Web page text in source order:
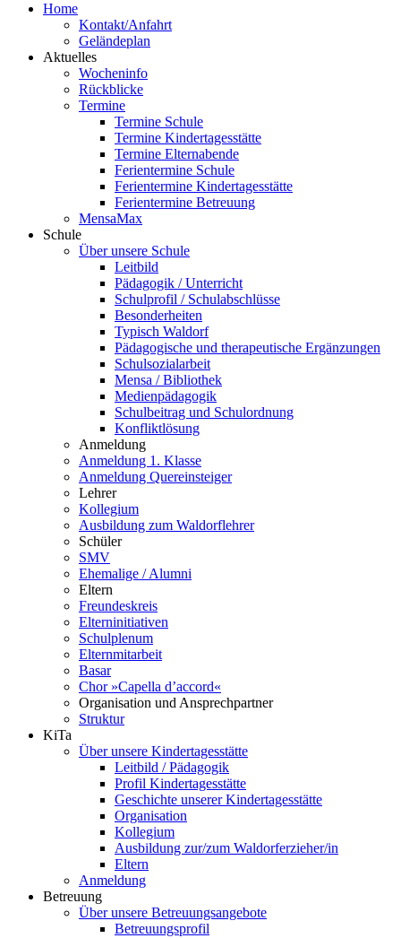
Home
Kontakt/Anfahrt
Geländeplan
Aktuelles
Wocheninfo
Rückblicke
Termine
Termine Schule
Termine Kindertagesstätte
Termine Elternabende
Ferientermine Schule
Ferientermine Kindertagesstätte
Ferientermine Betreuung
MensaMax
Schule
Über unsere Schule
Leitbild
Pädagogik / Unterricht
Schulprofil / Schulabschlüsse
Besonderheiten
Typisch Waldorf
Pädagogische und therapeutische Ergänzungen
Schulsozialarbeit
Mensa / Bibliothek
Medienpädagogik
Schulbeitrag und Schulordnung
Konfliktlösung
Anmeldung
Anmeldung 1. Klasse
Anmeldung Quereinsteiger
Lehrer
Kollegium
Ausbildung zum Waldorflehrer
Schüler
SMV
Ehemalige / Alumni
Eltern
Freundeskreis
Elterninitiativen
Schulplenum
Elternmitarbeit
Basar
Chor »Capella d’accord«
Organisation und Ansprechpartner
Struktur
KiTa
Über unsere Kindertagesstätte
Leitbild / Pädagogik
Profil Kindertagesstätte
Geschichte unserer Kindertagesstätte
Organisation
Kollegium
Ausbildung zur/zum Waldorferzieher/in
Eltern
Anmeldung
Betreuung
Über unsere Betreuungsangebote
Betreuungsprofil